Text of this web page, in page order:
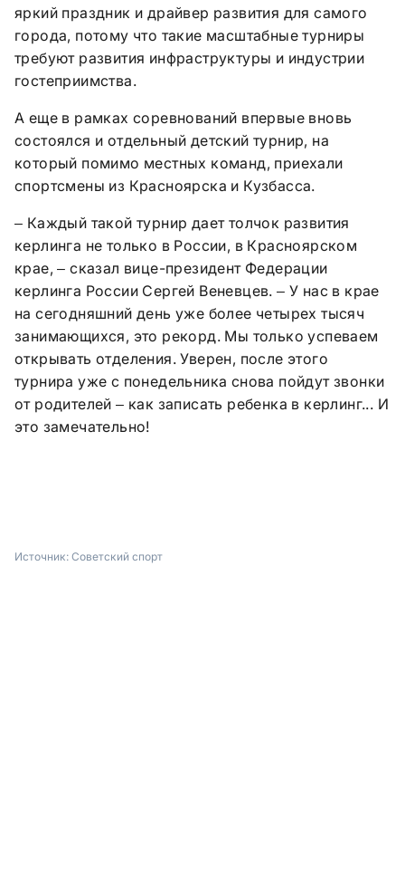
яркий праздник и драйвер развития для самого
города, потому что такие масштабные турниры
требуют развития инфраструктуры и индустрии
гостеприимства.
А еще в рамках соревнований впервые вновь
состоялся и отдельный детский турнир, на
который помимо местных команд, приехали
спортсмены из Красноярска и Кузбасса.
– Каждый такой турнир дает толчок развития
керлинга не только в России, в Красноярском
крае,– сказал вице-президент Федерации
керлинга России Сергей Веневцев.– У нас в крае
на сегодняшний день уже более четырех тысяч
занимающихся, это рекорд. Мы только успеваем
открывать отделения. Уверен, после этого
турнира уже с понедельника снова пойдут звонки
от родителей– как записать ребенка в керлинг... И
это замечательно!
Источник: Советский спорт